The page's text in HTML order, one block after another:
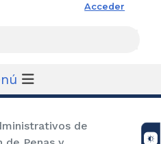
Acceder
de